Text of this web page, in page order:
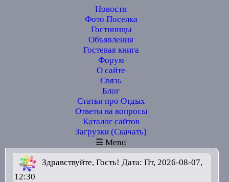
Новости
Фото Поселка
Гостиницы
Объявления
Гостевая книга
Форум
О сайте
Связь
Блог
Статьи про Отдых
Ответы на вопросы
Каталог сайтов
Загрузки (Скачать)
☰ Menu
Здравствуйте, Гость! Дата: Пт, 2026-08-07,
12:30